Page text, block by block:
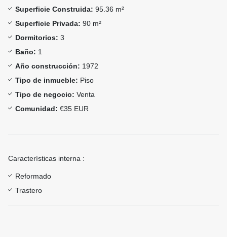
Superficie Construida: 95.36 m²
Superficie Privada: 90 m²
Dormitorios: 3
Baño: 1
Año construcción: 1972
Tipo de inmueble: Piso
Tipo de negocio: Venta
Comunidad: €35 EUR
Características interna :
Reformado
Trastero